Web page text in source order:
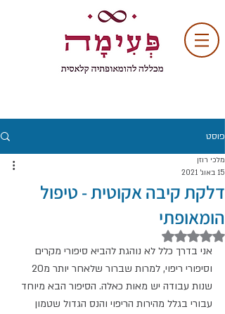
פוסט
דלקת קיבה אקוטית - טיפול
הומאופתי
מלכי רוזן
15 באוג׳ 2021
דירוג של NaN מתוך 5 כוכבים
אני בדרך כלל לא נוהגת להביא סיפורי מקרים
שנות עבודה יש מאות כאלה. הסיפור הבא מיוחד
עבורי בגלל מהירות הריפוי והנס הגדול שטמון